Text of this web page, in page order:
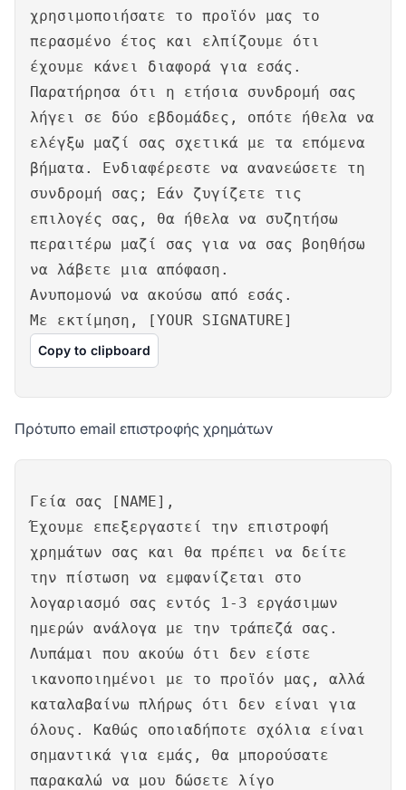
χρησιμοποιήσατε το προϊόν μας το
περασμένο έτος και ελπίζουμε ότι
έχουμε κάνει διαφορά για εσάς.
Παρατήρησα ότι η ετήσια συνδρομή σας
λήγει σε δύο εβδομάδες, οπότε ήθελα να
ελέγξω μαζί σας σχετικά με τα επόμενα
βήματα. Ενδιαφέρεστε να ανανεώσετε τη
συνδρομή σας; Εάν ζυγίζετε τις
επιλογές σας, θα ήθελα να συζητήσω
περαιτέρω μαζί σας για να σας βοηθήσω
να λάβετε μια απόφαση.
Ανυπομονώ να ακούσω από εσάς.
Με εκτίμηση, [YOUR SIGNATURE]
Copy to clipboard
Πρότυπο email επιστροφής χρημάτων
Γεία σας [NAME],
Έχουμε επεξεργαστεί την επιστροφή
χρημάτων σας και θα πρέπει να δείτε
την πίστωση να εμφανίζεται στο
λογαριασμό σας εντός 1-3 εργάσιμων
ημερών ανάλογα με την τράπεζά σας.
Λυπάμαι που ακούω ότι δεν είστε
ικανοποιημένοι με το προϊόν μας, αλλά
καταλαβαίνω πλήρως ότι δεν είναι για
όλους. Καθώς οποιαδήποτε σχόλια είναι
σημαντικά για εμάς, θα μπορούσατε
παρακαλώ να μου δώσετε λίγο